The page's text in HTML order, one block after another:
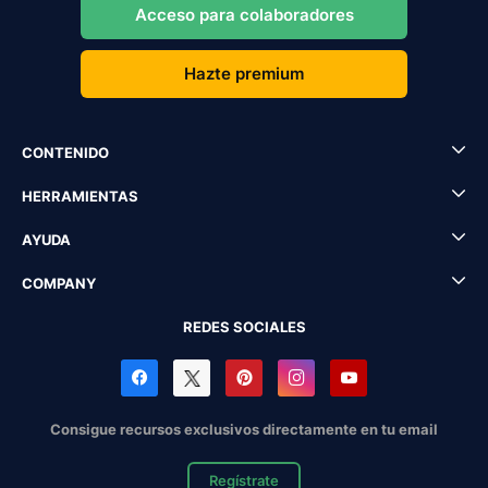
Acceso para colaboradores
Hazte premium
CONTENIDO
HERRAMIENTAS
AYUDA
COMPANY
REDES SOCIALES
Consigue recursos exclusivos directamente en tu email
Regístrate